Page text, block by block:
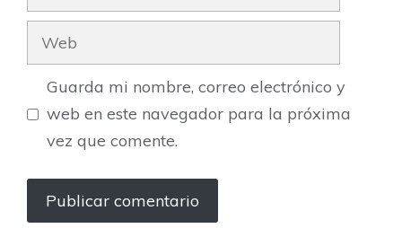
electrónico
Web
Guarda mi nombre, correo electrónico y
web en este navegador para la próxima
vez que comente.